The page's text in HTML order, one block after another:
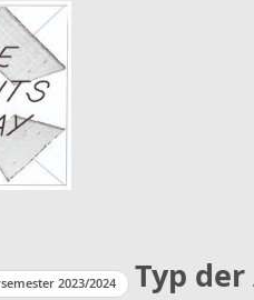
2023/2024 Typ